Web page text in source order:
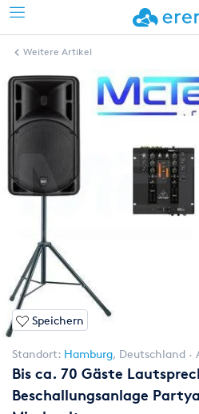
Weitere Artikel
Speichern
Standort: Hamburg, Deutschland
Bis ca. 70 Gäste
Beschallungsanlage